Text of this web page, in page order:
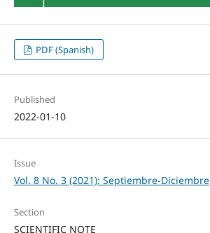
PDF (Spanish)
Published
2022-01-10
Issue
Vol. 8 No. 3 (2021): Septiembre-Diciembre
Section
SCIENTIFIC NOTE